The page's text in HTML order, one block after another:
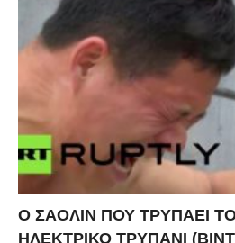
Ο ΣΑΟΛΙΝ ΠΟΥ ΤΡΥΠΑΕΙ
ΗΛΕΚΤΡΙΚΟ ΤΡΥΠΑΝΙ